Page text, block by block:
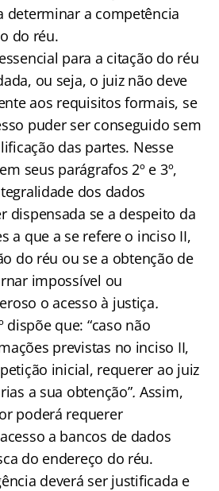
determinar a competência
do réu.
para a citação do réu
ou seja, o juiz não deve
aos requisitos formais, se
puder ser conseguido sem
das partes. Nesse
seus parágrafos 2º e 3º,
dos dados
dispensada se a despeito da
a que a se refere o inciso II,
do réu ou se a obtenção de
impossível ou
o acesso à justiça.
dispõe que: “caso não
previstas no inciso II,
inicial, requerer ao juiz
a sua obtenção”. Assim,
poderá requerer
a bancos de dados
do endereço do réu.
deverá ser justificada e